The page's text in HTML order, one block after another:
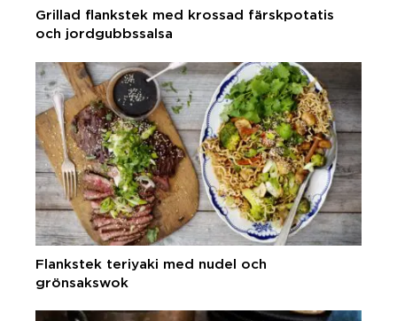
Grillad flankstek med krossad färskpotatis
och jordgubbssalsa
Flankstek teriyaki med nudel och
grönsakswok